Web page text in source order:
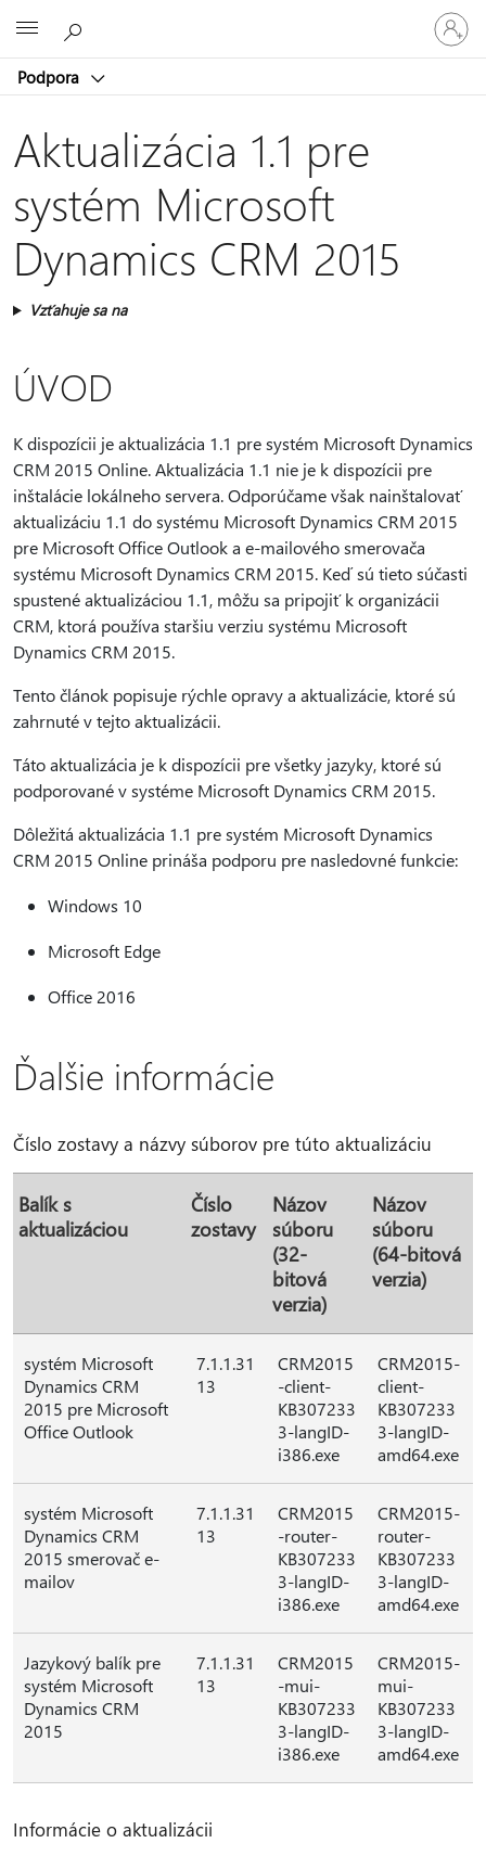
Podpora
Prihláste
sa
k
kontu
Aktualizácia 1.1 pre
systém Microsoft
Dynamics CRM 2015
Vzťahuje sa na
ÚVOD
K dispozícii je aktualizácia 1.1 pre systém Microsoft Dynamics
CRM 2015 Online. Aktualizácia 1.1 nie je k dispozícii pre
inštalácie lokálneho servera. Odporúčame však nainštalovať
aktualizáciu 1.1 do systému Microsoft Dynamics CRM 2015
pre Microsoft Office Outlook a e-mailového smerovača
systému Microsoft Dynamics CRM 2015. Keď sú tieto súčasti
spustené aktualizáciou 1.1, môžu sa pripojiť k organizácii
CRM, ktorá používa staršiu verziu systému Microsoft
Dynamics CRM 2015.
Tento článok popisuje rýchle opravy a aktualizácie, ktoré sú
zahrnuté v tejto aktualizácii.
Táto aktualizácia je k dispozícii pre všetky jazyky, ktoré sú
podporované v systéme Microsoft Dynamics CRM 2015.
Dôležitá aktualizácia 1.1 pre systém Microsoft Dynamics
CRM 2015 Online prináša podporu pre nasledovné funkcie:
Windows 10
Microsoft Edge
Office 2016
Ďalšie informácie
Číslo zostavy a názvy súborov pre túto aktualizáciu
Balík s
aktualizáciou
Číslo
zostavy
Názov
súboru
(32-
bitová
verzia)
Názov
súboru
(64-bitová
verzia)
systém Microsoft
Dynamics CRM
2015 pre Microsoft
Office Outlook
7.1.1.31
13
CRM2015
-client-
KB307233
3-langID-
i386.exe
CRM2015-
client-
KB307233
3-langID-
amd64.exe
systém Microsoft
Dynamics CRM
2015 smerovač e-
mailov
7.1.1.31
13
CRM2015
-router-
KB307233
3-langID-
i386.exe
CRM2015-
router-
KB307233
3-langID-
amd64.exe
Jazykový balík pre
systém Microsoft
Dynamics CRM
2015
7.1.1.31
13
CRM2015
-mui-
KB307233
3-langID-
i386.exe
CRM2015-
mui-
KB307233
3-langID-
amd64.exe
Informácie o aktualizácii